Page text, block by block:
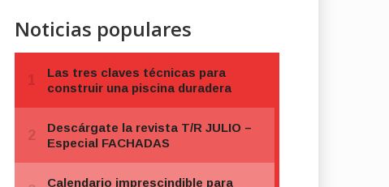
Noticias populares